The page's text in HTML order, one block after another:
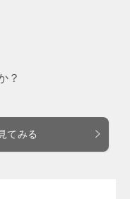
？
てみる